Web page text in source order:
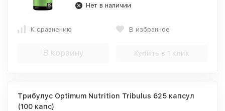
Нет в наличии
К сравнению В избранное
В корзину Купить в 1 клик
Трибулус Optimum Nutrition Tribulus 625 капсул
(100 капс)